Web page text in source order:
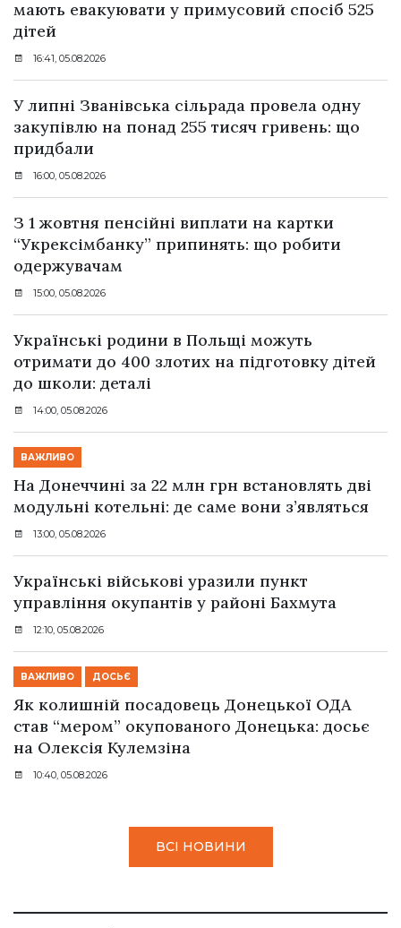
мають евакуювати у примусовий спосіб 525
дітей
16:41, 05.08.2026
У липні Званівська сільрада провела одну
закупівлю на понад 255 тисяч гривень: що
придбали
16:00, 05.08.2026
З 1 жовтня пенсійні виплати на картки
“Укрексімбанку” припинять: що робити
одержувачам
15:00, 05.08.2026
Українські родини в Польщі можуть
отримати до 400 злотих на підготовку дітей
до школи: деталі
14:00, 05.08.2026
ВАЖЛИВО
На Донеччині за 22 млн грн встановлять дві
модульні котельні: де саме вони з’являться
13:00, 05.08.2026
Українські військові уразили пункт
управління окупантів у районі Бахмута
12:10, 05.08.2026
ВАЖЛИВО ДОСЬЄ
Як колишній посадовець Донецької ОДА
став “мером” окупованого Донецька: досьє
на Олексія Кулемзіна
10:40, 05.08.2026
ВСІ НОВИНИ